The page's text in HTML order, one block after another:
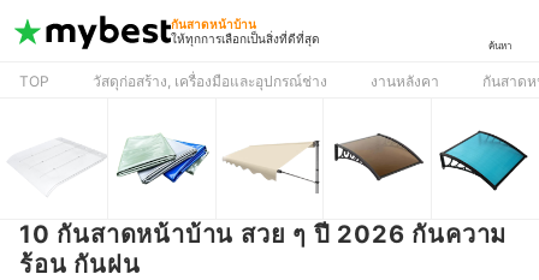
กันสาดหน้าบ้าน
ให้ทุกการเลือกเป็นสิ่งที่ดีที่สุด
ค้นหา
TOP วัสดุก่อสร้าง, เครื่องมือและอุปกรณ์ช่าง งานหลังคา กันสาด
10 กันสาดหน้าบ้าน สวย ๆ ปี 2026 กันความ
ร้อน กันฝน